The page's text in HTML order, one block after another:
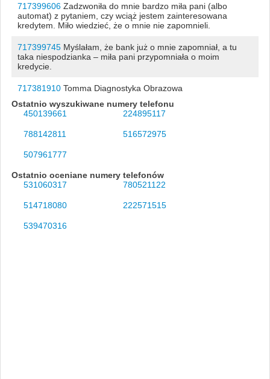
717399606Zadzwoniła do mnie bardzo miła pani (albo
automat) z pytaniem, czy wciąż jestem zainteresowana
kredytem. Miło wiedzieć, że o mnie nie zapomnieli.
717399745Myślałam, że bank już o mnie zapomniał, a tu
taka niespodzianka – miła pani przypomniała o moim
kredycie.
717381910Tomma Diagnostyka Obrazowa
Ostatnio wyszukiwane numery telefonu
450139661
224895117
788142811 516572975
507961777
Ostatnio oceniane numery telefonów
531060317
780521122
514718080 222571515
539470316